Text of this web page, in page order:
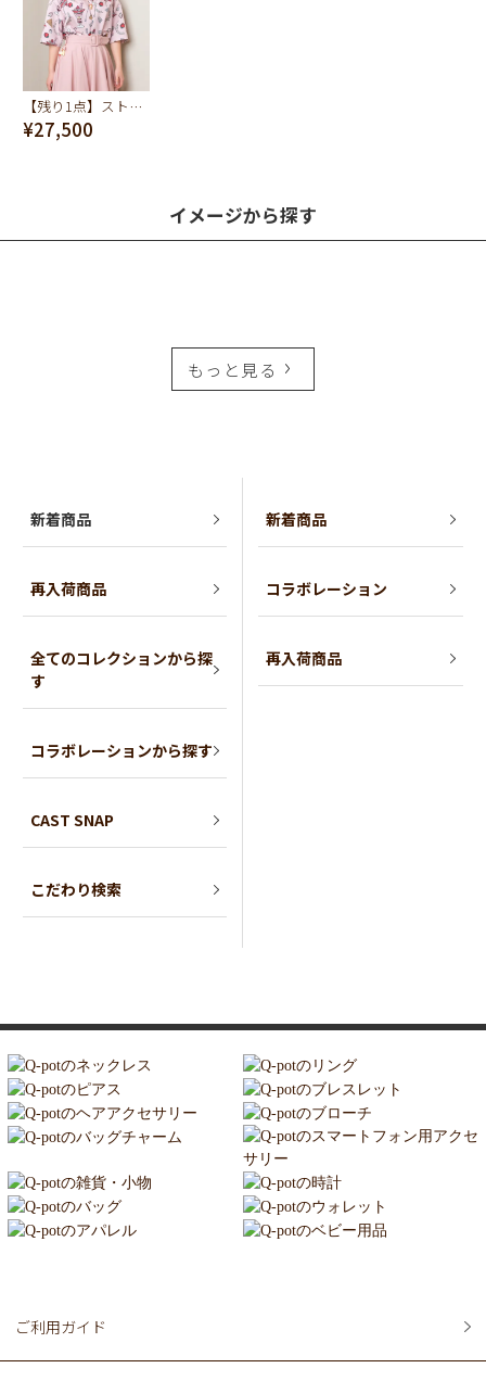
【残り1点】ストロベリーパフェ ショートスリーブシャツ
¥27,500
イメージから探す
もっと見る
新着商品
再入荷商品
全てのコレクションから探
す
コラボレーションから探す
CAST SNAP
こだわり検索
新着商品
コラボレーション
再入荷商品
ご利用ガイド